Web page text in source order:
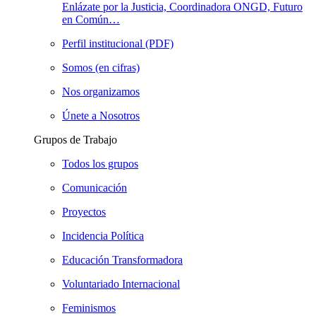
Enlázate por la Justicia, Coordinadora ONGD, Futuro
en Común…
Perfil institucional (PDF)
Somos (en cifras)
Nos organizamos
Únete a Nosotros
Grupos de Trabajo
Todos los grupos
Comunicación
Proyectos
Incidencia Política
Educación Transformadora
Voluntariado Internacional
Feminismos